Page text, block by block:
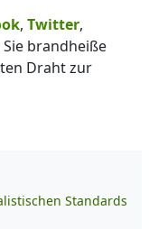
, Twitter,
brandheiße
Draht zur
Standards